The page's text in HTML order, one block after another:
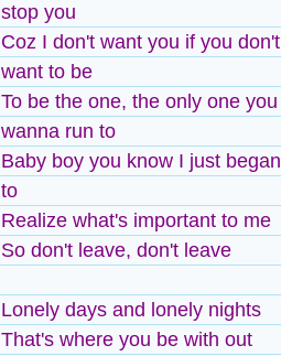
stop you
Coz I don't want you if you don't
want to be
To be the one, the only one you
wanna run to
Baby boy you know I just began
to
Realize what's important to me
So don't leave, don't leave
Lonely days and lonely nights
That's where you be with out